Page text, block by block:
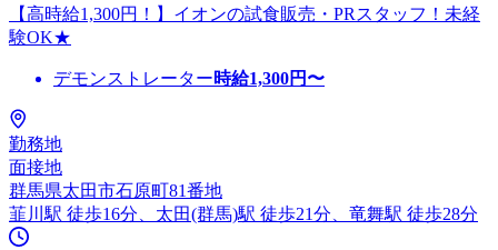
【高時給1,300円！】イオンの試食販売・PRスタッフ！未経
験OK★
デモンストレーター時給1,300円〜
勤務地
面接地
群馬県太田市石原町81番地
韮川駅 徒歩16分、太田(群馬)駅 徒歩21分、竜舞駅 徒歩28分